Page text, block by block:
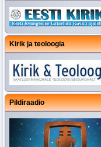
Kirik ja teoloogia
Pildiraadio